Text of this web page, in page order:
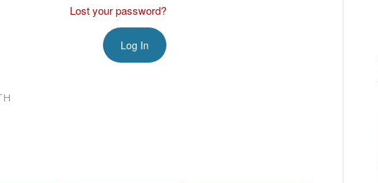
Lost your password?